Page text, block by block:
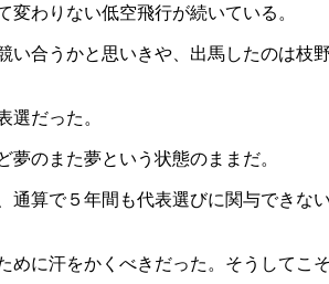
わりない低空飛行が続いている。
合うかと思いきや、出馬したのは枝
選だった。
のまた夢という状態のままだ。
算で５年間も代表選びに関与できな
に汗をかくべきだった。そうしてこ